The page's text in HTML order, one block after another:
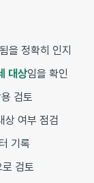
됨을 정확히 인지
대상임을 확인
검토
상 여부 점검
기록
검토